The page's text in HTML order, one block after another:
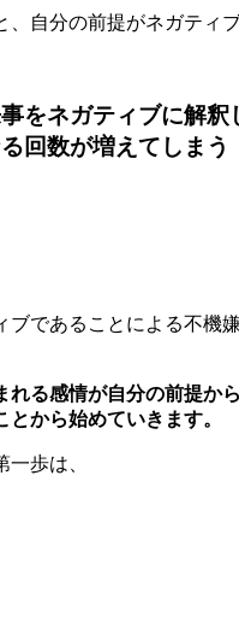
自分の前提がネガティブ
をネガティブに解釈
回数が増えてしまう
ブであることによる不機
れる感情が自分の前提か
から始めていきます。
一歩は、